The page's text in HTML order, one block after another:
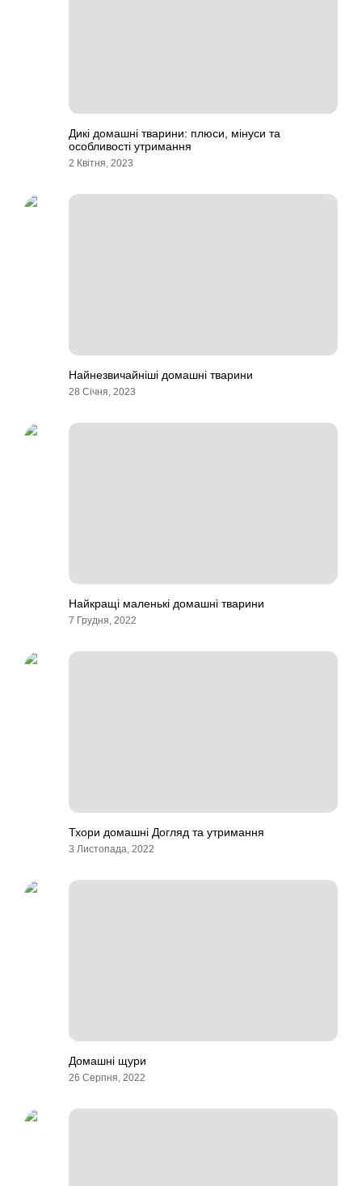
Дикі домашні тварини: плюси, мінуси та
особливості утримання
2 Квітня, 2023
Найнезвичайніші домашні тварини
28 Січня, 2023
Найкращі маленькі домашні тварини
7 Грудня, 2022
Тхори домашні Догляд та утримання
3 Листопада, 2022
Домашні щури
26 Серпня, 2022